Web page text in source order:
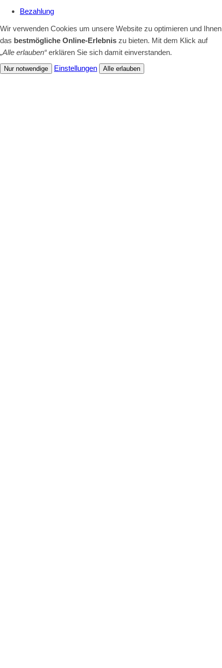
Bezahlung
Wir verwenden Cookies um unsere Website zu optimieren und Ihnen
das bestmögliche Online-Erlebnis zu bieten. Mit dem Klick auf
„Alle erlauben“erklären Sie sich damit einverstanden.
Nur notwendige Einstellungen Alle erlauben